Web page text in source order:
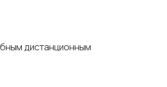
дистанционным